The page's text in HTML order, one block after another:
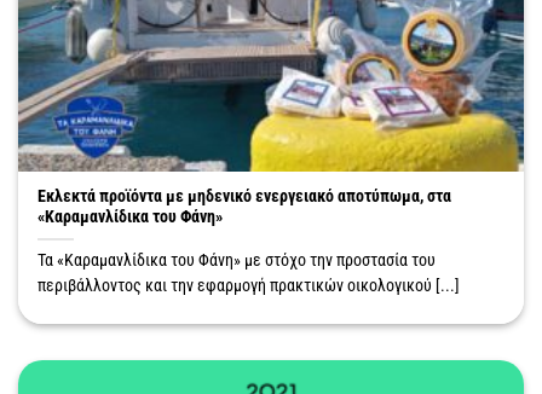
Εκλεκτά προϊόντα με μηδενικό ενεργειακό αποτύπωμα, στα
«Καραμανλίδικα του Φάνη»
Τα «Καραμανλίδικα του Φάνη» με στόχο την προστασία του
περιβάλλοντος και την εφαρμογή πρακτικών οικολογικού [...]